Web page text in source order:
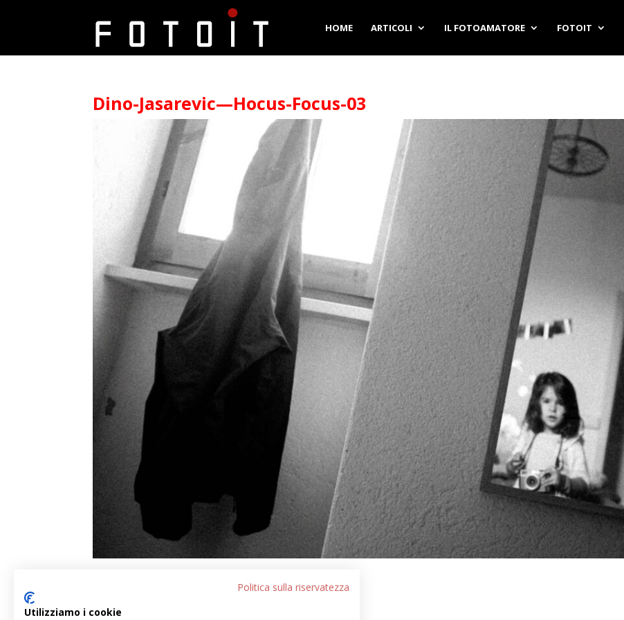
HOME ARTICOLI IL FOTOAMATORE FOTOIT
Dino-Jasarevic—Hocus-Focus-03
Politica sulla riservatezza
Utilizziamo i cookie